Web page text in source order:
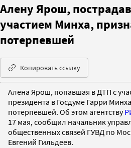
Алену Ярош,
участием Минха,
потерпевшей
Копировать ссылку
Алена Ярош, попавшая в ДТП с
президента в Госдуме Гарри
потерпевшей. Об этом агентству
17 мая, сообщил начальник
общественных связей ГУВД по
Евгений Гильдеев.